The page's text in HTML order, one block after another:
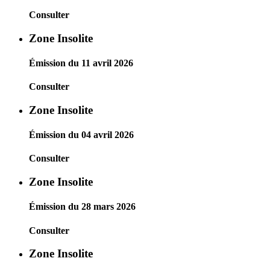
Consulter
Zone Insolite
Émission du 11 avril 2026
Consulter
Zone Insolite
Émission du 04 avril 2026
Consulter
Zone Insolite
Émission du 28 mars 2026
Consulter
Zone Insolite